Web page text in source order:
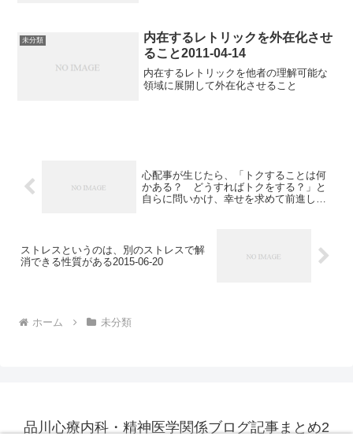
未分類
内在するレトリックを外在化させ
ること2011-04-14
内在するレトリックを他者の理解可能な
領域に展開して外在化させること
心配事が生じたら、「トクすることは何
かある？ どうすればトクをする？」と
自らに問いかけ、幸せを求めて前進しよ
てはいかがだろう。2015-06-20
ストレスというのは、別のストレスで解
消できる性質がある2015-06-20
ホーム 未分類
品川心療内科・精神医学関係ブログ記事まとめ2